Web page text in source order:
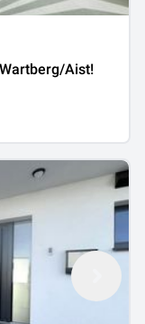
Aist!